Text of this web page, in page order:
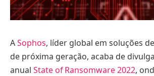
ASophos, líder global em soluções
de próxima geração, acaba de
anual State of Ransomware 2022,